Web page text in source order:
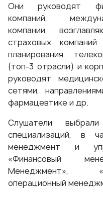
Они руководят
компаний,
компании,
страховых
планирования
(топ-3 отрасли) и
руководят
сетями,
фармацевтике и др.
Слушатели
специализаций, в
менеджмент и
«Финансовый
Менеджмент», «
операционный